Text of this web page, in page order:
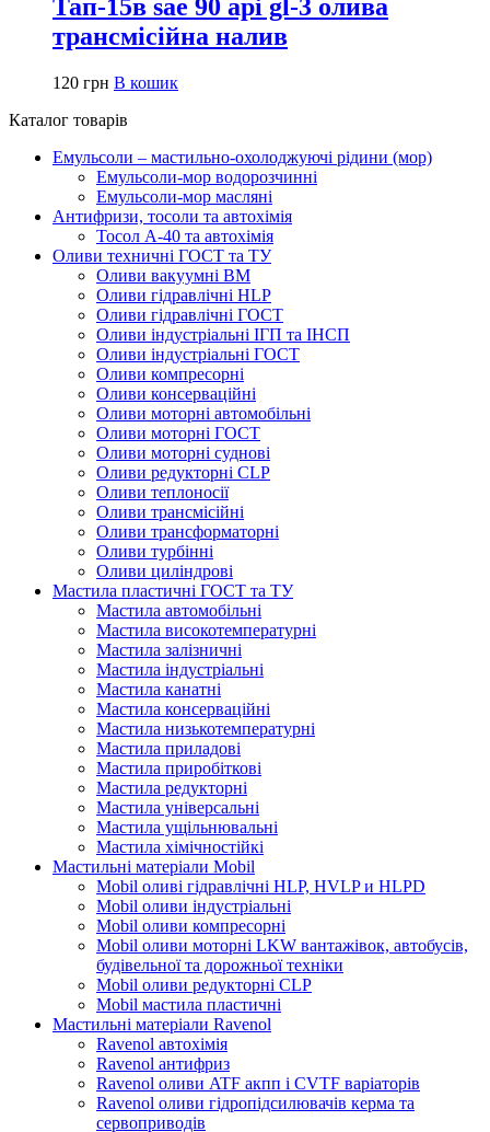
Тап-15в sae 90 api gl-3 олива
трансмісійна налив
120 грн В кошик
Каталог товарів
Емульсоли – мастильно-охолоджуючі рідини (мор)
Емульсоли-мор водорозчинні
Емульсоли-мор масляні
Антифризи, тосоли та автохімія
Тосол А-40 та автохімія
Оливи техничні ГОСТ та ТУ
Оливи вакуумні ВМ
Оливи гідравлічні HLP
Оливи гідравлічні ГОСТ
Оливи індустріальні ІГП та ІНСП
Оливи індустріальні ГОСТ
Оливи компресорні
Оливи консерваційні
Оливи моторні автомобільні
Оливи моторні ГОСТ
Оливи моторні суднові
Оливи редукторні CLP
Оливи теплоносії
Оливи трансмісійні
Оливи трансформаторні
Оливи турбінні
Оливи циліндрові
Мастила пластичні ГОСТ та ТУ
Мастила автомобільні
Мастила високотемпературні
Мастила залізничні
Мастила індустріальні
Мастила канатні
Мастила консерваційні
Мастила низькотемпературні
Мастила приладові
Мастила приробіткові
Мастила редукторні
Мастила універсальні
Мастила ущільнювальні
Мастила хімічностійкі
Мастильні матеріали Mobil
Mobil оливі гідравлічні HLP, HVLP и HLPD
Mobil оливи індустріальні
Mobil оливи компресорні
Mobil оливи моторні LKW вантажівок, автобусів,
будівельної та дорожньої техніки
Mobil оливи редукторні CLP
Mobil мастила пластичні
Мастильні матеріали Ravenol
Ravenol автохімія
Ravenol антифриз
Ravenol оливи ATF акпп і CVTF варіаторів
Ravenol оливи гідропідсилювачів керма та
сервоприводів